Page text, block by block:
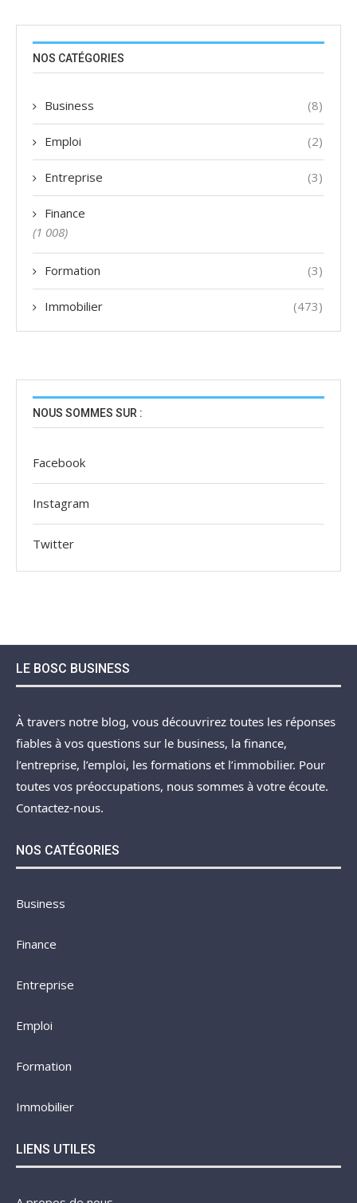
NOS CATÉGORIES
Business (8)
Emploi (2)
Entreprise (3)
Finance
(1 008)
Formation (3)
Immobilier (473)
NOUS SOMMES SUR :
Facebook
Instagram
Twitter
LE BOSC BUSINESS
À travers notre blog, vous découvrirez toutes les réponses
fiables à vos questions sur le business, la finance,
l’entreprise, l’emploi, les formations et l’immobilier. Pour
toutes vos préoccupations, nous sommes à votre écoute.
Contactez-nous.
NOS CATÉGORIES
Business
Finance
Entreprise
Emploi
Formation
Immobilier
LIENS UTILES